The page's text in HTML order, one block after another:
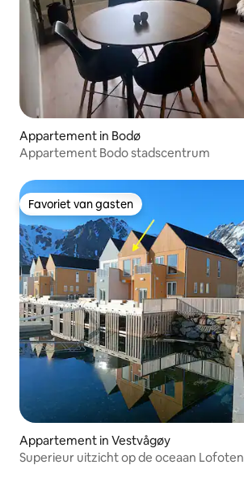
Appartement in Bodø
Appartement Bodo stadscentrum
Favoriet van gasten
Favoriet van gasten
Appartement in Vestvågøy
Superieur uitzicht op de oceaan Lofoten